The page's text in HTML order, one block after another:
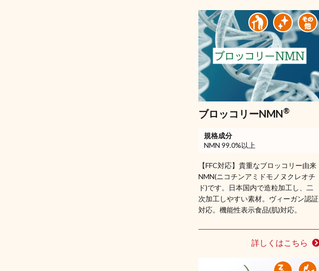
ブロッコリーNMN®
規格成分
NMN 99.0%以上
【FFC対応】貴重なブロッコリー由来
NMN(ニコチンアミドモノヌクレオチ
ド)です。日本国内で造粒加工し、二
次加工しやすい素材。ヴィーガン認証
対応。機能性表示食品(肌)対応。
詳しくはこちら